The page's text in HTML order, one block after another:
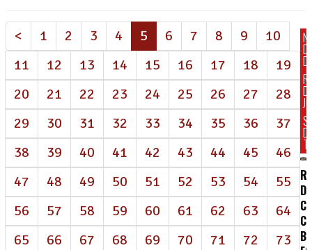
< 1 2 3 4 5 (atual)
6 7 8 9
10
11
12 13 14 15 16 17 18
19
20
21 22 23 24 25 26 27
28
29
30 31 32 33 34 35 36
37
38
39 40 41 42 43 44 45
46
47
48 49 50 51 52 53 54
55
56
57 58 59 60 61 62 63
64
65
66 67 68 69 70 71 72 73
DE